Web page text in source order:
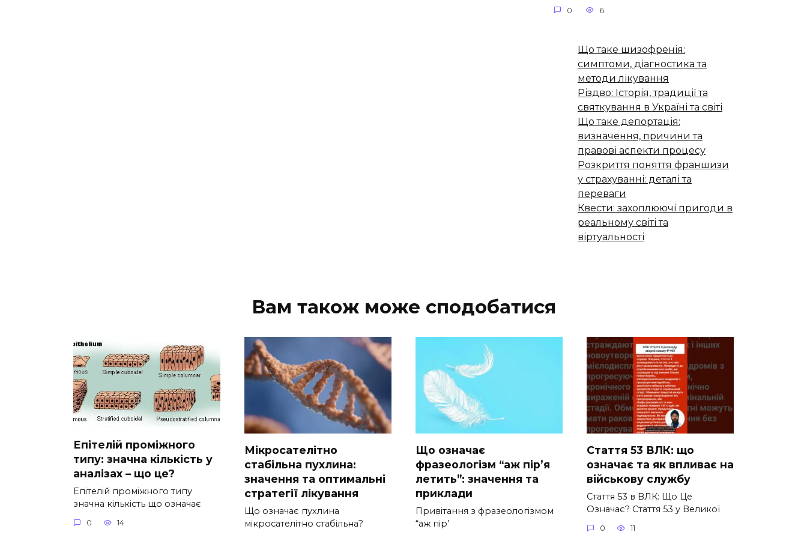
0 6
Що таке шизофренія:
симптоми, діагностика та
методи лікування
Різдво: Історія, традиції та
святкування в Україні та світі
Що таке депортація:
визначення, причини та
правові аспекти процесу
Розкриття поняття франшизи
у страхуванні: деталі та
переваги
Квести: захоплюючі пригоди в
реальному світі та
віртуальності
Вам також може сподобатися
Епітелій проміжного
типу: значна кількість у
аналізах – що це?
Епітелій проміжного типу
значна кількість що означає
0 14
Мікросателітно
стабільна пухлина:
значення та оптимальні
стратегії лікування
Що означає пухлина
мікросателітно стабільна?
Що означає
фразеологізм “аж пір’я
летить”: значення та
приклади
Привітання з фразеологізмом
“аж пір’
Стаття 53 ВЛК: що
означає та як впливає на
військову службу
Стаття 53 в ВЛК: Що Це
Означає? Стаття 53 у Великої
0 11